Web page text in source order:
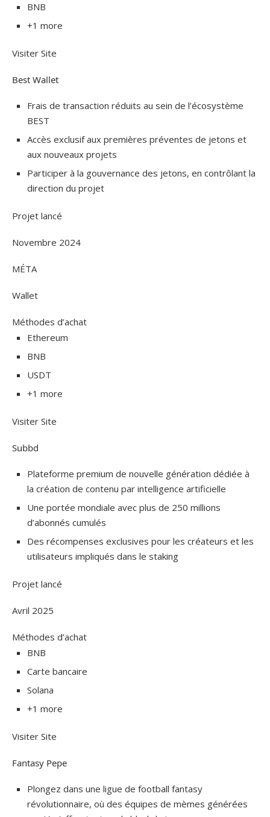
BNB
+1 more
Visiter Site
Best Wallet
Frais de transaction réduits au sein de l’écosystème
BEST
Accès exclusif aux premières préventes de jetons et
aux nouveaux projets
Participer à la gouvernance des jetons, en contrôlant la
direction du projet
Projet lancé
Novembre 2024
MÉTA
Wallet
Méthodes d’achat
Ethereum
BNB
USDT
+1 more
Visiter Site
Subbd
Plateforme premium de nouvelle génération dédiée à
la création de contenu par intelligence artificielle
Une portée mondiale avec plus de 250 millions
d’abonnés cumulés
Des récompenses exclusives pour les créateurs et les
utilisateurs impliqués dans le staking
Projet lancé
Avril 2025
Méthodes d’achat
BNB
Carte bancaire
Solana
+1 more
Visiter Site
Fantasy Pepe
Plongez dans une ligue de football fantasy
révolutionnaire, où des équipes de mèmes générées